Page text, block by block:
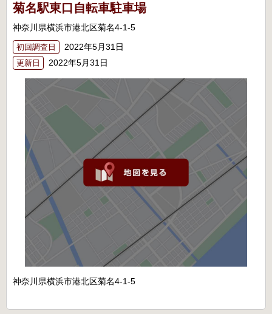
菊名駅東口自転車駐車場
神奈川県横浜市港北区菊名4-1-5
初回調査日 2022年5月31日
更新日 2022年5月31日
神奈川県横浜市港北区菊名4-1-5